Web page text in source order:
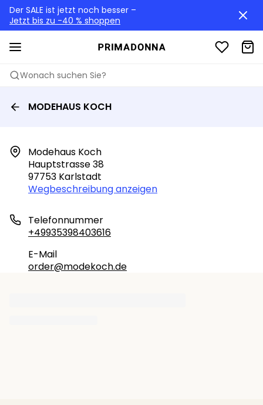
Der SALE ist jetzt noch besser –
Jetzt bis zu -40 % shoppen
Wonach suchen Sie?
MODEHAUS KOCH
Modehaus Koch
Hauptstrasse 38
97753 Karlstadt
Wegbeschreibung anzeigen
Telefonnummer
+49935398403616
E-Mail
order@modekoch.de